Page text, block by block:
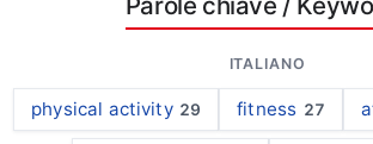
ITALIANO
physical activity 29 fitness 27